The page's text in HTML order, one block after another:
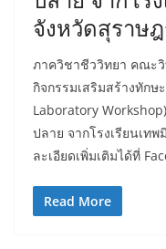
จังหวัดสุราษ
ภาควิชาชีววิทยา คณะ
กิจกรรมเสริมสร้างทัก
Laboratory
ปลาย จากโรงเรียนเท
ละเอียดเพิ่มเติมได้ที่
Read More